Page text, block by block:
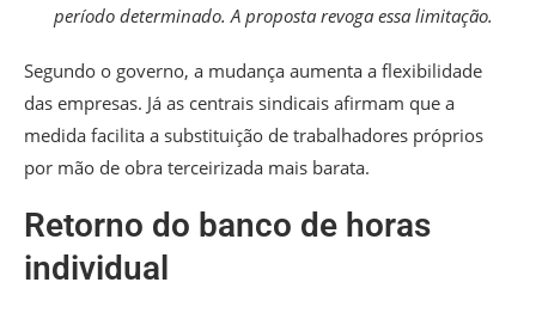
período determinado. A proposta revoga essa limitação.
Segundo o governo, a mudança aumenta a flexibilidade
das empresas. Já as centrais sindicais afirmam que a
medida facilita a substituição de trabalhadores próprios
por mão de obra terceirizada mais barata.
Retorno do banco de horas
individual